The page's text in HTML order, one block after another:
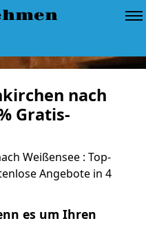
nach
Gratis-
Weißensee : Top-
Angebote in 4
es um Ihren